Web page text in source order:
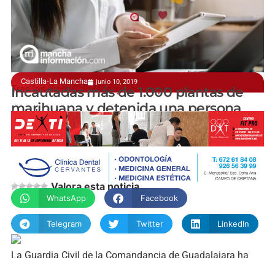
Castilla-La Mancha junio 10, 2019
Tras las distintas investigaciones practicadas
Incautadas más de 1.000 plantas de
marihuana y detenida una persona
manchainformacion.com
Valora esta noticia
WhatsApp Facebook
Telegram Twitter LinkedIn
La Guardia Civil de la Comandancia de Guadalajara ha